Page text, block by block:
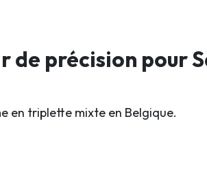
de précision pour
en triplette mixte en Belgique.